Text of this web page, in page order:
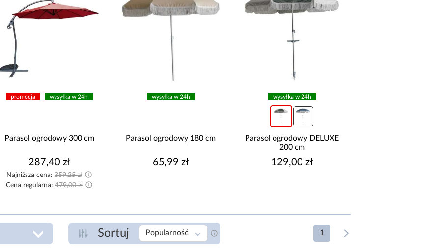
promocja wysyłka w 24h
Parasol ogrodowy 300 cm
287,40 zł
Najniższa cena: 359,25 zł
Cena regularna: 479,00 zł
wysyłka w 24h
Parasol ogrodowy 180 cm
65,99 zł
wysyłka w 24h
Parasol ogrodowy DELUXE
200 cm
129,00 zł
Sortuj Popularność 1